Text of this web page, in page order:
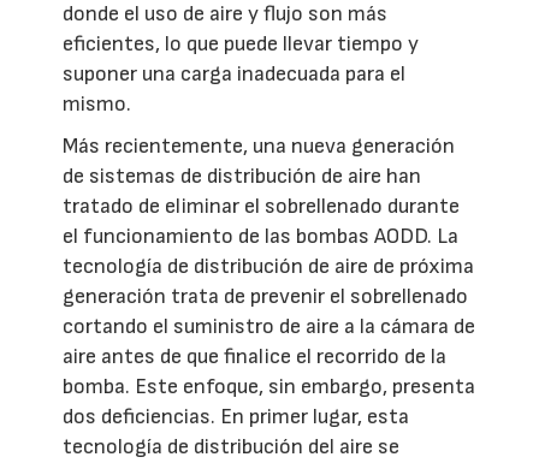
donde el uso de aire y flujo son más
eficientes, lo que puede llevar tiempo y
suponer una carga inadecuada para el
mismo.
Más recientemente, una nueva generación
de sistemas de distribución de aire han
tratado de eliminar el sobrellenado durante
el funcionamiento de las bombas AODD. La
tecnología de distribución de aire de próxima
generación trata de prevenir el sobrellenado
cortando el suministro de aire a la cámara de
aire antes de que finalice el recorrido de la
bomba. Este enfoque, sin embargo, presenta
dos deficiencias. En primer lugar, esta
tecnología de distribución del aire se